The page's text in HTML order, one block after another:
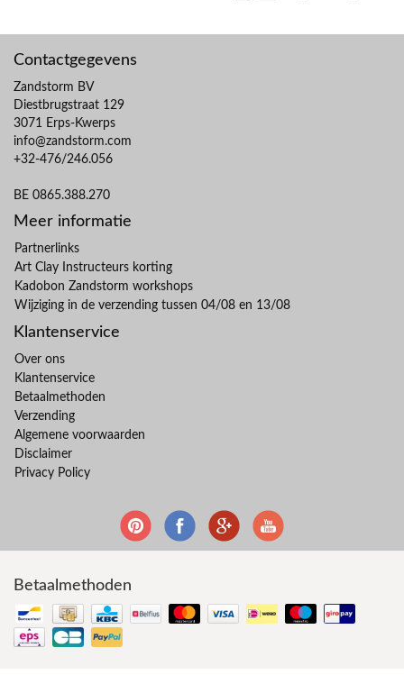
Contactgegevens
Zandstorm BV
Diestbrugstraat 129
3071 Erps-Kwerps
info@zandstorm.com
+32-476/246.056
BE 0865.388.270
Meer informatie
Partnerlinks
Art Clay Instructeurs korting
Kadobon Zandstorm workshops
Wijziging in de verzending tussen 04/08 en 13/08
Klantenservice
Over ons
Klantenservice
Betaalmethoden
Verzending
Algemene voorwaarden
Disclaimer
Privacy Policy
Betaalmethoden